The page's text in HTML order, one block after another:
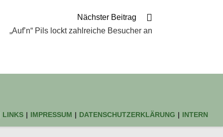
Nächster Beitrag
„Auf’n“ Pils lockt zahlreiche Besucher an
LINKS IMPRESSUM DATENSCHUTZERKLÄRUNG INTERN